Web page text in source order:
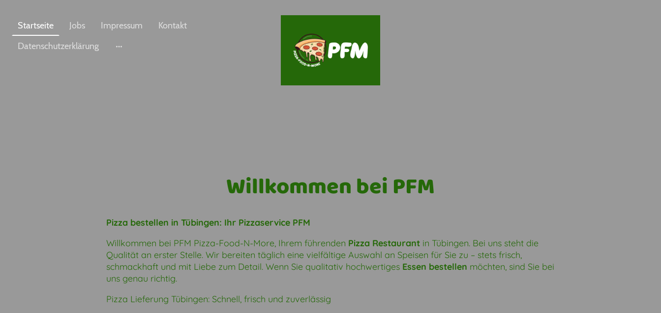
Startseite Jobs Impressum
Kontakt
Datenschutzerklärung
Willkommen bei PFM
Pizza bestellen in Tübingen: Ihr Pizzaservice PFM
Willkommen bei PFM Pizza-Food-N-More, Ihrem führenden Pizza Restaurant in Tübingen. Bei uns steht die
Qualität an erster Stelle. Wir bereiten täglich eine vielfältige Auswahl an Speisen für Sie zu – stets frisch,
schmackhaft und mit Liebe zum Detail. Wenn Sie qualitativ hochwertiges Essen bestellen möchten, sind Sie bei
uns genau richtig.
Pizza Lieferung Tübingen: Schnell, frisch und zuverlässig